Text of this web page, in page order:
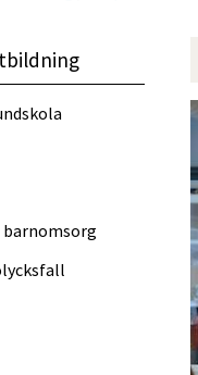
barnomsorg